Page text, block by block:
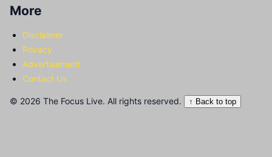
More
Disclaimer
Privacy
Advertisement
Contact Us
© 2026 The Focus Live. All rights reserved. ↑ Back to top